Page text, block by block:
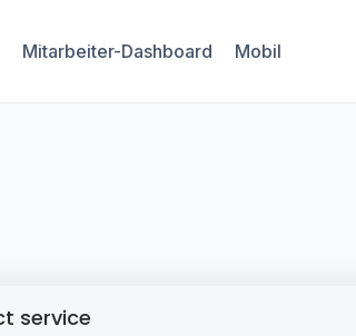
Mitarbeiter-Dashboard Mobil